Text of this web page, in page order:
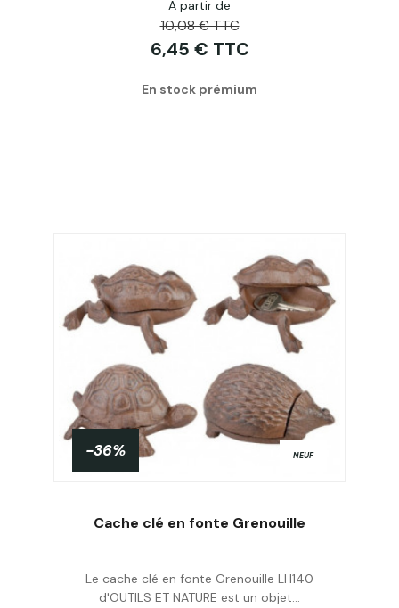
A partir de
10,08 € TTC
6,45 € TTC
En stock prémium
Acheter
-36% NEUF
Cache clé en fonte Grenouille
Le cache clé en fonte Grenouille LH140
d'OUTILS ET NATURE est un objet...